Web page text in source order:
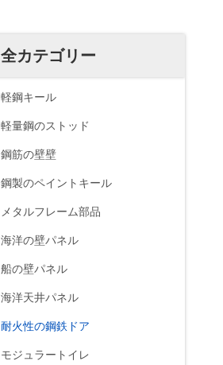
全カテゴリー
軽鋼キール
軽量鋼のストッド
鋼筋の壁壁
鋼製のペイントキール
メタルフレーム部品
海洋の壁パネル
船の壁パネル
海洋天井パネル
耐火性の鋼鉄ドア
モジュラートイレ